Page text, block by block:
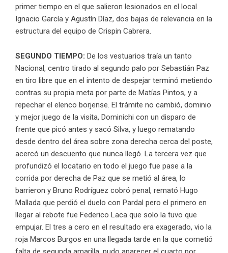
primer tiempo en el que salieron lesionados en el local
Ignacio García y Agustín Díaz, dos bajas de relevancia en la
estructura del equipo de Crispin Cabrera.
SEGUNDO TIEMPO: De los vestuarios traía un tanto
Nacional, centro tirado al segundo palo por Sebastián Paz
en tiro libre que en el intento de despejar terminó metiendo
contras su propia meta por parte de Matías Pintos, y a
repechar el elenco borjense. El trámite no cambió, dominio
y mejor juego de la visita, Dominichi con un disparo de
frente que picó antes y sacó Silva, y luego rematando
desde dentro del área sobre zona derecha cerca del poste,
acercó un descuento que nunca llegó. La tercera vez que
profundizó el locatario en todo el juego fue pase a la
corrida por derecha de Paz que se metió al área, lo
barrieron y Bruno Rodríguez cobró penal, remató Hugo
Mallada que perdió el duelo con Pardal pero el primero en
llegar al rebote fue Federico Laca que solo la tuvo que
empujar. El tres a cero en el resultado era exagerado, vio la
roja Marcos Burgos en una llegada tarde en la que cometió